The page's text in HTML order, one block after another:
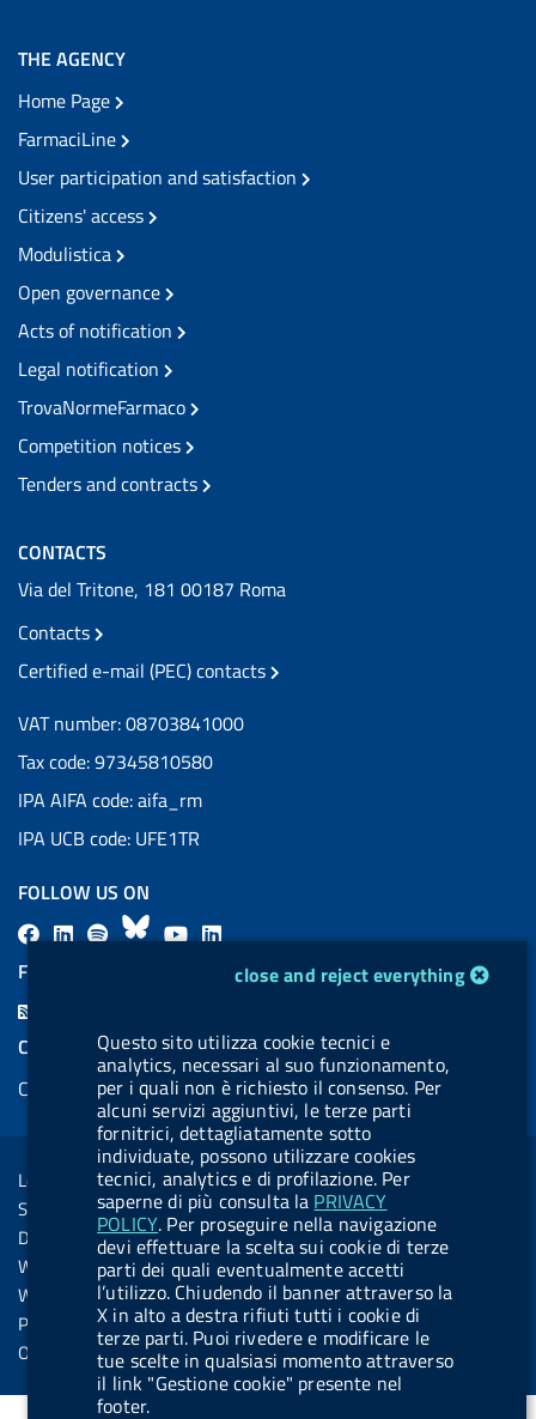
cookie management moduleclose and reject everything
Questo sito utilizza cookie tecnici e
analytics, necessari al suo funzionamento,
per i quali non è richiesto il consenso. Per
alcuni servizi aggiuntivi, le terze parti
fornitrici, dettagliatamente sotto
individuate, possono utilizzare cookies
tecnici, analytics e di profilazione. Per
saperne di più consulta la PRIVACY
POLICY. Per proseguire nella navigazione
devi effettuare la scelta sui cookie di terze
parti dei quali eventualmente accetti
l’utilizzo. Chiudendo il banner attraverso la
X in alto a destra rifiuti tutti i cookie di
terze parti. Puoi rivedere e modificare le
tue scelte in qualsiasi momento attraverso
il link "Gestione cookie" presente nel
footer.
THE AGENCY
Home Page
FarmaciLine
User participation and satisfaction
Citizens' access
Modulistica
Open governance
Acts of notification
Legal notification
TrovaNormeFarmaco
Competition notices
Tenders and contracts
CONTACTS
Via del Tritone, 181 00187 Roma
Contacts
Certified e-mail (PEC) contacts
VAT number: 08703841000
Tax code: 97345810580
IPA AIFA code: aifa_rm
IPA UCB code: UFE1TR
FOLLOW US ON
F
L
l
.
b
u
t
t
o
n
.
s
p
B
s
k
y
Y
u
b
e
k
e
d
i
n
FEED RSS
COOKIES
Cookie management
Sezione Link Utili
Legal notice
Social Media Policy
Dichiarazione di accessibilità
Web accessibility
Website statistics
Privacy
Online services